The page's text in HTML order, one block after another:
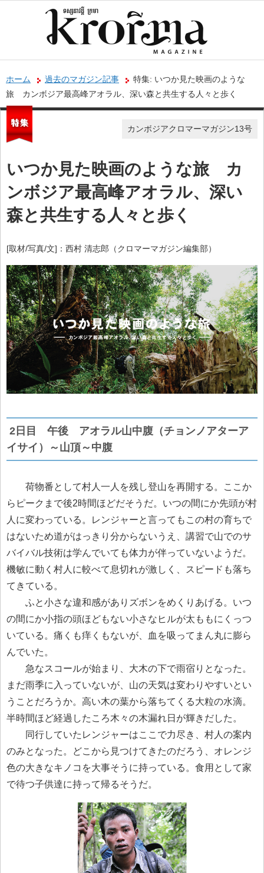
ホーム 過去のマガジン記事
特集: いつか見た映画のような
旅 カンボジア最高峰アオラル、深い森と共生する人々と歩く
カンボジアクロマーマガジン13号
いつか見た映画のような旅 カ
ンボジア最高峰アオラル、深い
森と共生する人々と歩く
[取材/写真/文]：西村 清志郎（クロマーマガジン編集部）
2日目 午後 アオラル山中腹（チョンノアターア
イサイ）～山頂～中腹
荷物番として村人一人を残し登山を再開する。ここか
らピークまで後2時間ほどだそうだ。いつの間にか先頭が村
人に変わっている。レンジャーと言ってもこの村の育ちで
はないため道がはっきり分からないうえ、講習で山でのサ
バイバル技術は学んでいても体力が伴っていないようだ。
機敏に動く村人に較べて息切れが激しく、スピードも落ち
てきている。
ふと小さな違和感がありズボンをめくりあげる。いつ
の間にか小指の頭ほどもない小さなヒルが太ももにくっつ
いている。痛くも痒くもないが、血を吸ってまん丸に膨ら
んでいた。
急なスコールが始まり、大木の下で雨宿りとなった。
まだ雨季に入っていないが、山の天気は変わりやすいとい
うことだろうか。高い木の葉から落ちてくる大粒の水滴。
半時間ほど経過したころ木々の木漏れ日が輝きだした。
同行していたレンジャーはここで力尽き、村人の案内
のみとなった。どこから見つけてきたのだろう、オレンジ
色の大きなキノコを大事そうに持っている。食用として家
で待つ子供達に持って帰るそうだ。